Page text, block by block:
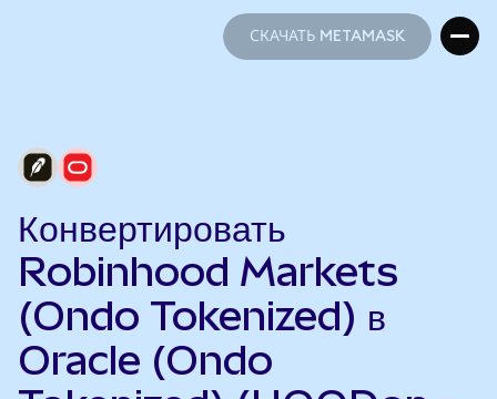
СКАЧАТЬ METAMASK
Конвертировать
Robinhood Markets
(Ondo Tokenized) в
Oracle (Ondo